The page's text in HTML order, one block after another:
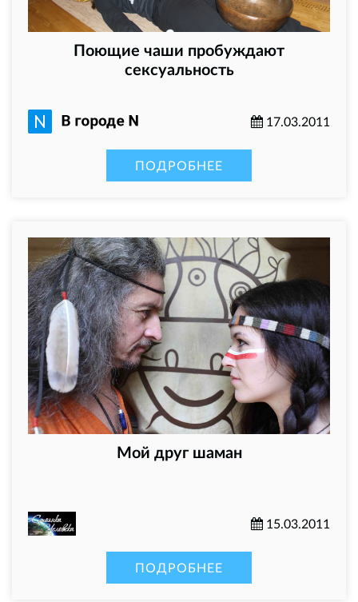
Поющие чаши пробуждают
сексуальность
17.03.2011
ПОДРОБНЕЕ
Мой друг шаман
15.03.2011
ПОДРОБНЕЕ